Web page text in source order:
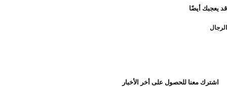
قد يعجبك أيضًا
الرجال
اشترك معنا للحصول على أخر الأخبار